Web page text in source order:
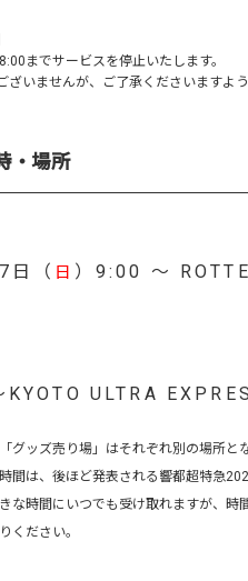
までサービスを停止いたします。
ざいませんが、ご了承くださいますよ
・場所
日（ 日 ）9:00 ～
ULTRA
ッズ売り場」はそれぞれ別の場所と
間は、後ほど発表される響都超特急
時間にいつでも受け取れますが、時
ください。